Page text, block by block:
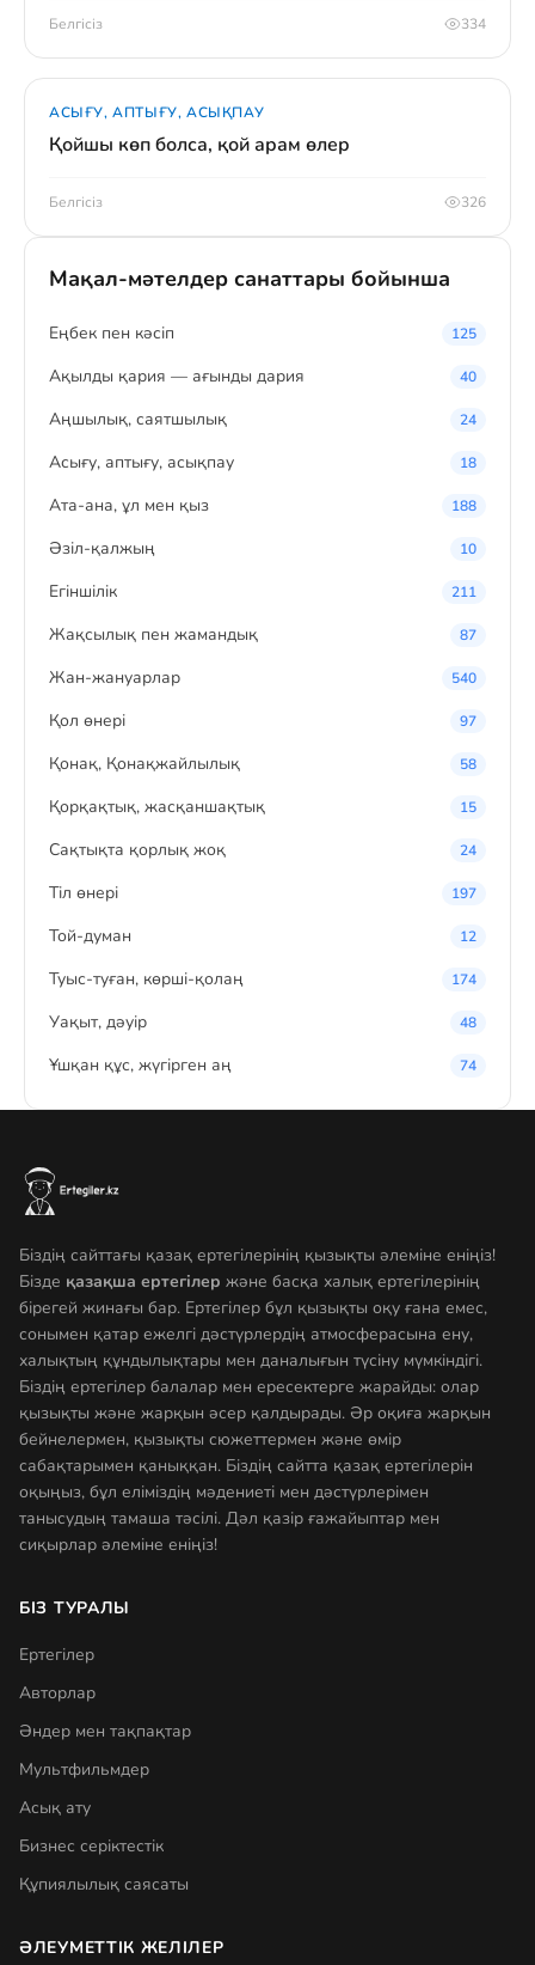
Белгісіз 334
АСЫҒУ, АПТЫҒУ, АСЫҚПАУ
Қойшы көп болса, қой арам өлер
Белгісіз 326
Мақал-мәтелдер санаттары бойынша
Eңбек пен кәсіп 125
Ақылды қария — ағынды дария 40
Аңшылық, саятшылық 24
Асығу, аптығу, асықпау 18
Ата-ана, ұл мен қыз 188
Әзіл-қалжың 10
Егіншілік 211
Жақсылық пен жамандық 87
Жан-жануарлар 540
Қол өнері 97
Қонақ, Қонақжайлылық 58
Қорқақтық, жасқаншақтық 15
Сақтықта қорлық жоқ 24
Тіл өнері 197
Той-думан 12
Туыс-туған, көрші-қолаң 174
Уақыт, дәуір 48
Ұшқан құс, жүгірген аң 74
Біздің сайттағы қазақ ертегілерінің қызықты әлеміне еніңіз!
Бізде қазақша ертегілер және басқа халық ертегілерінің
бірегей жинағы бар. Ертегілер бұл қызықты оқу ғана емес,
сонымен қатар ежелгі дәстүрлердің атмосферасына ену,
халықтың құндылықтары мен даналығын түсіну мүмкіндігі.
Біздің ертегілер балалар мен ересектерге жарайды: олар
қызықты және жарқын әсер қалдырады. Әр оқиға жарқын
бейнелермен, қызықты сюжеттермен және өмір
сабақтарымен қаныққан. Біздің сайтта қазақ ертегілерін
оқыңыз, бұл еліміздің мәдениеті мен дәстүрлерімен
танысудың тамаша тәсілі. Дәл қазір ғажайыптар мен
сиқырлар әлеміне еніңіз!
БІЗ ТУРАЛЫ
Ертегілер
Авторлар
Әндер мен тақпақтар
Мультфильмдер
Асық ату
Бизнес серіктестік
Құпиялылық саясаты
ӘЛЕУМЕТТІК ЖЕЛІЛЕР